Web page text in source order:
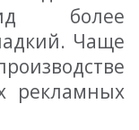
более
Чаще
рекламных